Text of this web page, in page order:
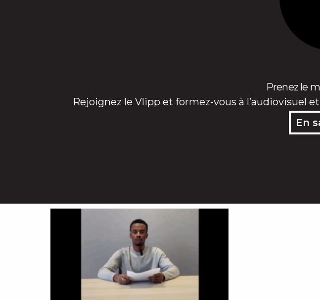
Prenez le
Rejoignez le Vlipp et formez-vous à l’audiovisuel
En